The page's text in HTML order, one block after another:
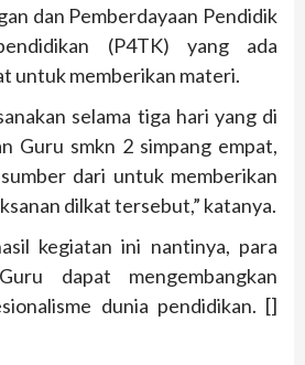
dan Pemberdayaan Pendidik
(P4TK) yang ada
untuk memberikan materi.
selama tiga hari yang di
Guru smkn 2 simpang empat,
dari untuk memberikan
dilkat tersebut,” katanya.
kegiatan ini nantinya, para
dapat mengembangkan
dunia pendidikan. []